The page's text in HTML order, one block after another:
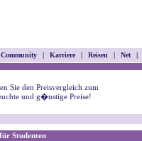
Community | Karriere | Reisen | Net |
Sie den Preisvergleich zum
und g�nstige Preise!
Studenten